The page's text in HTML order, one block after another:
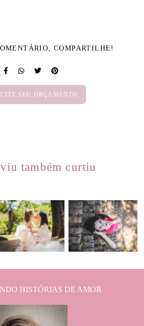
COMPARTILHE!
SEU ORÇAMENTO
também curtiu
1484 0 2785 0
HISTÓRIAS DE AMOR